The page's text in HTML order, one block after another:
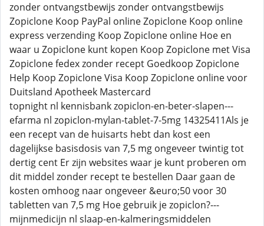
zonder ontvangstbewijs zonder ontvangstbewijs
Zopiclone Koop PayPal online Zopiclone Koop online
express verzending Koop Zopiclone online Hoe en
waar u Zopiclone kunt kopen Koop Zopiclone met Visa
Zopiclone fedex zonder recept Goedkoop Zopiclone
Help Koop Zopiclone Visa Koop Zopiclone online voor
Duitsland Apotheek Mastercard
topnight nl kennisbank zopiclon-en-beter-slapen---
efarma nl zopiclon-mylan-tablet-7-5mg 14325411Als je
een recept van de huisarts hebt dan kost een
dagelijkse basisdosis van 7,5 mg ongeveer twintig tot
dertig cent Er zijn websites waar je kunt proberen om
dit middel zonder recept te bestellen Daar gaan de
kosten omhoog naar ongeveer &euro;50 voor 30
tabletten van 7,5 mg Hoe gebruik je zopiclon?---
mijnmedicijn nl slaap-en-kalmeringsmiddelen